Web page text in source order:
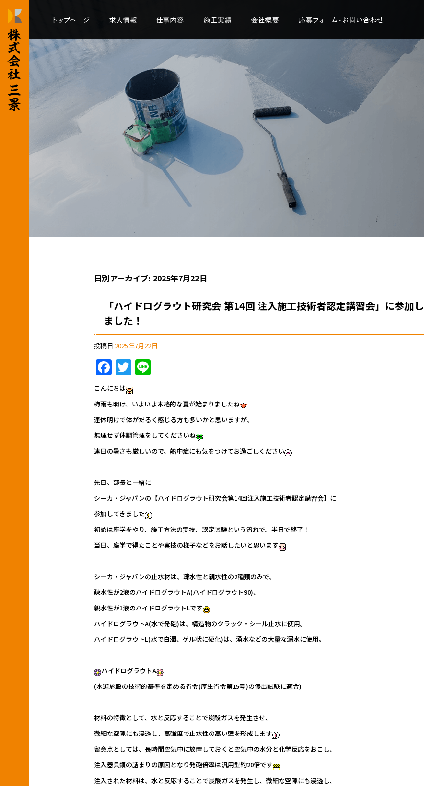
日別アーカイブ: 2025年7月22日
「ハイドログラウト研究会 第14回 注入施工技術者認定講習会」に参加し
ました！
投稿日 2025年7月22日
F
a
c
e
b
o
o
k
T
w
itt
er
e
こんにちは
梅雨も明け、いよいよ本格的な夏が始まりましたね
連休明けで体がだるく感じる方も多いかと思いますが、
無理せず体調管理をしてくださいね
連日の暑さも厳しいので、熱中症にも気をつけてお過ごしください
先日、部長と一緒に
シーカ・ジャパンの【ハイドログラウト研究会第14回注入施工技術者認定講習会】に
参加してきました
初めは座学をやり、施工方法の実技、認定試験という流れで、半日で終了！
当日、座学で得たことや実技の様子などをお話したいと思います
シーカ・ジャパンの止水材は、疎水性と親水性の2種類のみで、
疎水性が2液のハイドログラウトA(ハイドログラウト90)、
親水性が1液のハイドログラウトLです
ハイドログラウトA(水で発砲)は、構造物のクラック・シール止水に使用。
ハイドログラウトL(水で白濁、ゲル状に硬化)は、湧水などの大量な漏水に使用。
ハイドログラウトA
(水道施設の技術的基準を定める省令(厚生省令第15号)の侵出試験に適合)
材料の特徴として、水と反応することで炭酸ガスを発生させ、
微細な空隙にも浸透し、高強度で止水性の高い壁を形成します
留意点としては、長時間空気中に放置しておくと空気中の水分と化学反応をおこし、
注入器具類の詰まりの原因となり発砲倍率は汎用型約20倍です
注入された材料は、水と反応することで炭酸ガスを発生し、微細な空隙にも浸透し、